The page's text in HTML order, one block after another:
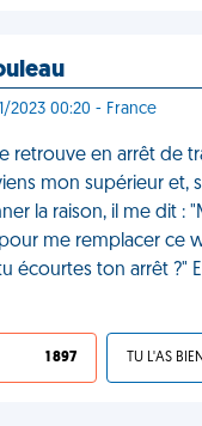
2023 00:20 - France
retrouve en arrêt de
mon supérieur et,
la raison, il me dit :
me remplacer ce
écourtes ton arrêt ?"
1 897